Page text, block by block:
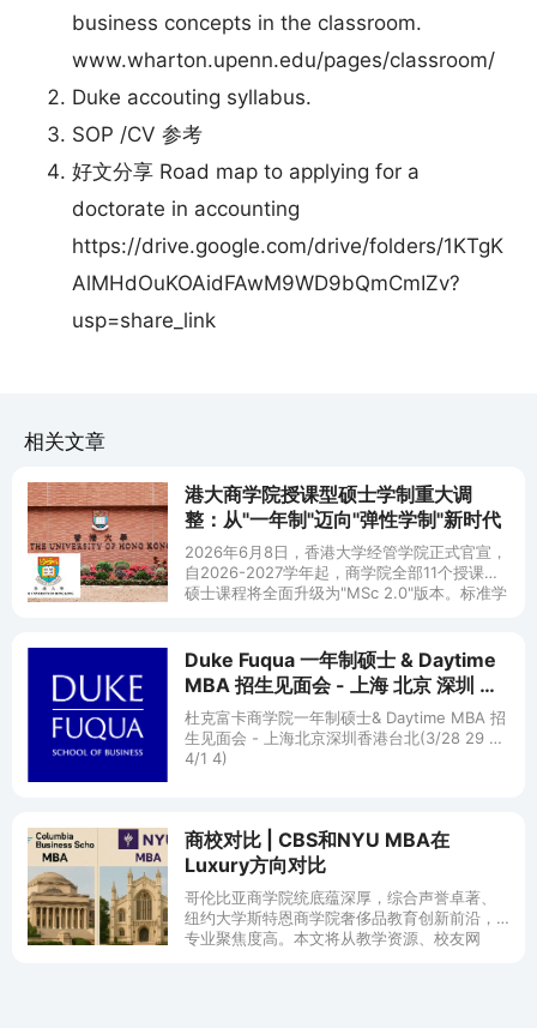
business concepts in the classroom.
www.wharton.upenn.edu/pages/classroom/
Duke accouting syllabus.
SOP /CV 参考
好文分享 Road map to applying for a
doctorate in accounting
https://drive.google.com/drive/folders/1KTgK
AlMHdOuKOAidFAwM9WD9bQmCmIZv?
usp=share_link
相关文章
港大商学院授课型硕士学制重大调
整：从"一年制"迈向"弹性学制"新时代
2026年6月8日，香港大学经管学院正式官宣，
自2026-2027学年起，商学院全部11个授课型
硕士课程将全面升级为"MSc 2.0"版本。标准学
一次学制变革"。
Duke Fuqua 一年制硕士 & Daytime
MBA 招生见面会 - 上海 北京 深圳 香
港 台北
杜克富卡商学院一年制硕士& Daytime MBA 招
生见面会 - 上海北京深圳香港台北(3/28 29 31
4/1 4)
商校对比 | CBS和NYU MBA在
Luxury方向对比
哥伦比亚商学院统底蕴深厚，综合声誉卓著、
纽约大学斯特恩商学院奢侈品教育创新前沿，
专业聚焦度高。本文将从教学资源、校友网